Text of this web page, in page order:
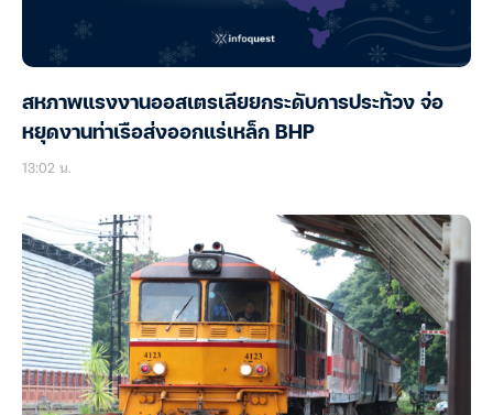
สหภาพแรงงานออสเตรเลียยกระดับการประท้วง จ่อ
หยุดงานท่าเรือส่งออกแร่เหล็ก BHP
13:02 น.